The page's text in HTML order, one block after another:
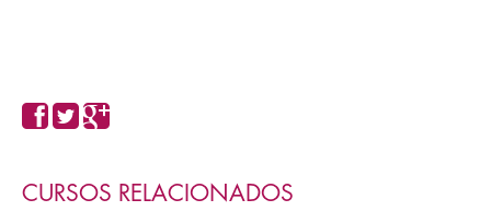
CURSOS RELACIONADOS